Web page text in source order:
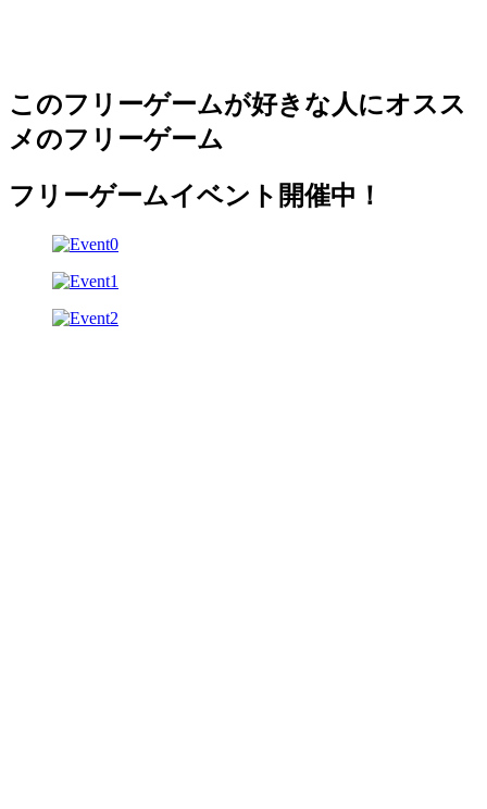
このフリーゲームが好きな人にオスス
メのフリーゲーム
フリーゲームイベント開催中！